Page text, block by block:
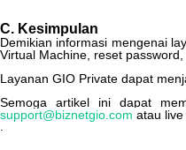
C. Kesimpulan
Demikian informasi mengenai
Virtual Machine reset password
Layanan GIO Private dapat
Semoga
artikel ini dapat
support@biznetgio com atau live